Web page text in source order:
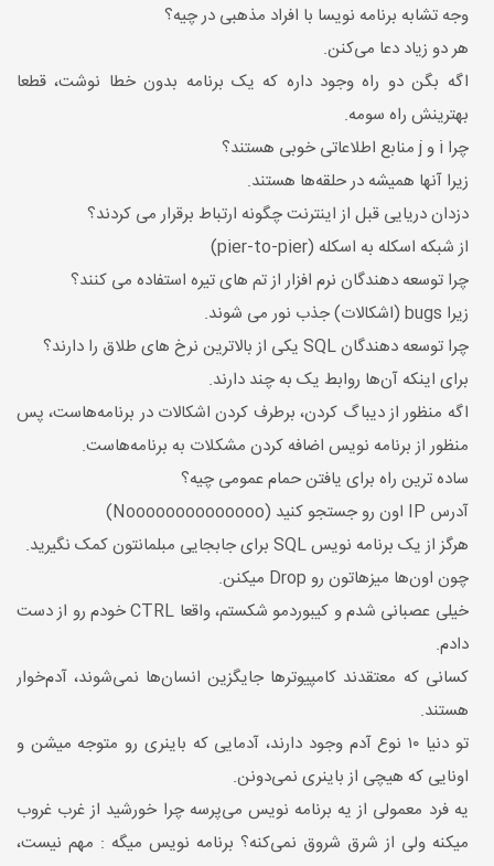
وجه تشابه برنامه نویسا با افراد مذهبی در چیه؟
هر دو زیاد دعا می‌کنن.
اگه بگن دو راه وجود داره که یک برنامه بدون خطا نوشت، قطعا
بهترینش راه سومه.
چرا i و j منابع اطلاعاتی خوبی هستند؟
زیرا آنها همیشه در حلقه‌ها هستند.
دزدان دریایی قبل از اینترنت چگونه ارتباط برقرار می کردند؟
از شبکه اسکله به اسکله (pier-to-pier)
چرا توسعه دهندگان نرم افزار از تم های تیره استفاده می کنند؟
زیرا bugs (اشکالات) جذب نور می شوند.
چرا توسعه دهندگان SQL یکی از بالاترین نرخ های طلاق را دارند؟
برای اینکه آن‌ها روابط یک به چند دارند.
اگه منظور از دیباگ کردن، برطرف کردن اشکالات در برنامه‌هاست، پس
منظور از برنامه نویس اضافه کردن مشکلات به برنامه‌هاست.
ساده ترین راه برای یافتن حمام عمومی چیه؟
آدرس IP اون رو جستجو کنید (Noooooooooooooo)
هرگز از یک برنامه نویس SQL برای جابجایی مبلمانتون کمک نگیرید.
چون اون‌ها میزهاتون رو Drop میکنن.
خیلی عصبانی شدم و کیبوردمو شکستم، واقعا CTRL خودم رو از دست
دادم.
کسانی که معتقدند کامپیوترها جایگزین انسان‌ها نمی‌شوند، آدم‌خوار
هستند.
تو دنیا ۱۰ نوع آدم وجود دارند، آدمایی که باینری رو متوجه میشن و
اونایی که هیچی از باینری نمی‌دونن.
یه فرد معمولی از یه برنامه نویس می‌پرسه چرا خورشید از غرب غروب
میکنه ولی از شرق شروق نمی‌کنه؟ برنامه نویس میگه : مهم نیست،